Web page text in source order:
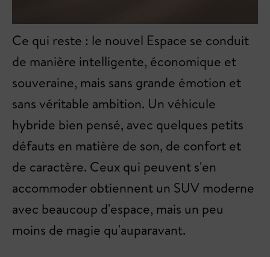
Ce qui reste : le nouvel Espace se conduit
de manière intelligente, économique et
souveraine, mais sans grande émotion et
sans véritable ambition. Un véhicule
hybride bien pensé, avec quelques petits
défauts en matière de son, de confort et
de caractère. Ceux qui peuvent s'en
accommoder obtiennent un SUV moderne
avec beaucoup d'espace, mais un peu
moins de magie qu'auparavant.